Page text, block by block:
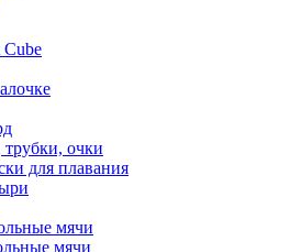
очки
для плавания
мячи
мячи